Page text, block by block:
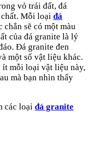
vỏ trái đất, đá
chất. Mỗi loại đá
sẽ có một màu
của đá granite là lý
Đá granite đen
một số vật liệu khác.
ít mỗi loại vật liệu này,
mà bạn nhìn thấy
các loại đá granite